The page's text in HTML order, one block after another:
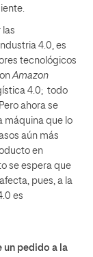
las
4.0, es
tecnológicos
Amazon
4.0; todo
ahora se
máquina que lo
aún más
en
se espera que
pues, a la
es
un pedido a la